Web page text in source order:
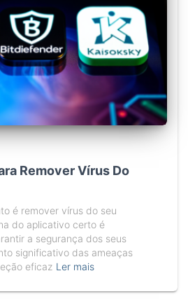
Remover Vírus Do
é remover vírus do seu
do aplicativo certo é
a segurança dos seus
significativo das ameaças
eficaz Ler mais